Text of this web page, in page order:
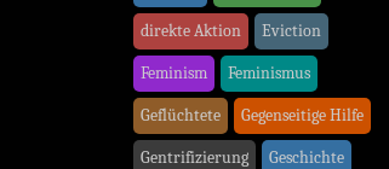
direkte Aktion Eviction
Feminism Feminismus
Geflüchtete Gegenseitige Hilfe
Gentrifizierung Geschichte